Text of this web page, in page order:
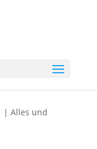
| Alles und